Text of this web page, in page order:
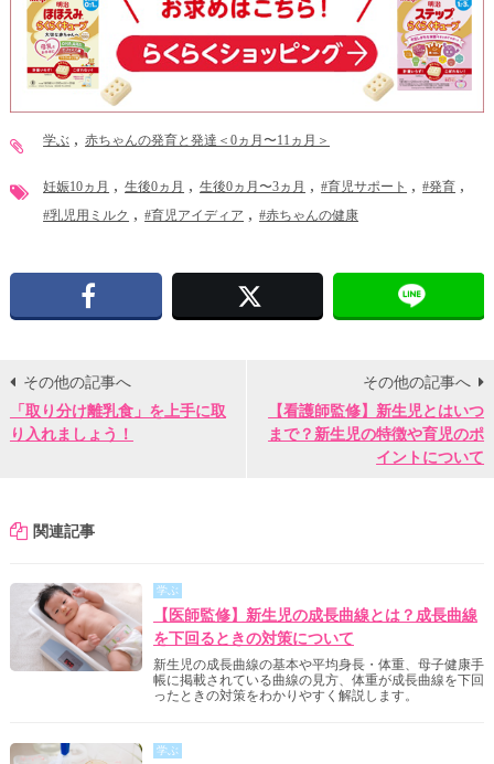
学ぶ 赤ちゃんの発育と発達＜0ヵ月〜11ヵ月＞
妊娠10ヵ月 生後0ヵ月 生後0ヵ月〜3ヵ月 #育児サポート #発育
#乳児用ミルク #育児アイディア #赤ちゃんの健康
その他の記事へ
「取り分け離乳食」を上手に取
り入れましょう！
その他の記事へ
【看護師監修】新生児とはいつ
まで？新生児の特徴や育児のポ
イントについて
関連記事
学ぶ
【医師監修】新生児の成長曲線とは？成長曲線
を下回るときの対策について
新生児の成長曲線の基本や平均身長・体重、母子健康手
帳に掲載されている曲線の見方、体重が成長曲線を下回
ったときの対策をわかりやすく解説します。
学ぶ